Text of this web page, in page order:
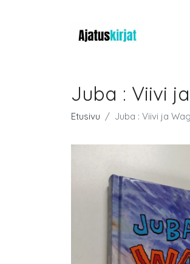
Juba : Viivi
Etusivu Juba : Viivi ja